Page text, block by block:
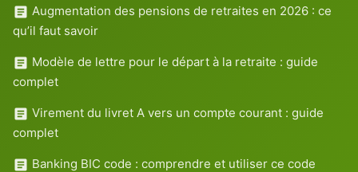
Augmentation des pensions de retraites en 2026 : ce
qu’il faut savoir
Modèle de lettre pour le départ à la retraite : guide
complet
Virement du livret A vers un compte courant : guide
complet
Banking BIC code : comprendre et utiliser ce code